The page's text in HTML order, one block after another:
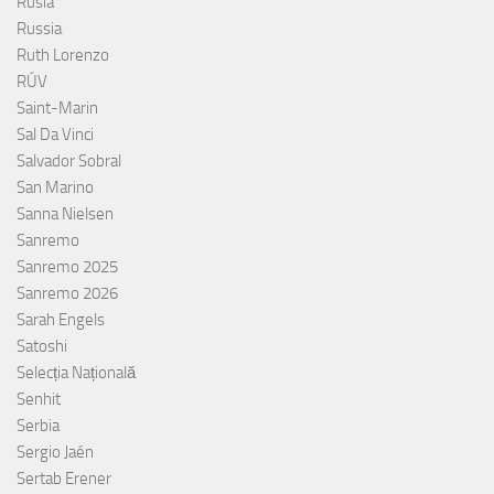
Russia
Ruth Lorenzo
RÚV
Saint-Marin
Sal Da Vinci
Salvador Sobral
San Marino
Sanna Nielsen
Sanremo
Sanremo 2025
Sanremo 2026
Sarah Engels
Satoshi
Selecția Națională
Senhit
Serbia
Sergio Jaén
Sertab Erener